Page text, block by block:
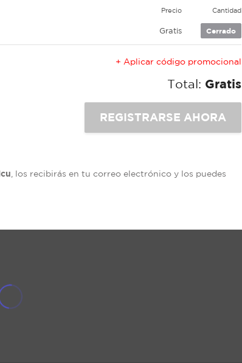
Precio Cantidad
Gratis Cerrado
+ Aplicar código promocional
Total: Gratis
, los recibirás en tu correo electrónico y los puedes